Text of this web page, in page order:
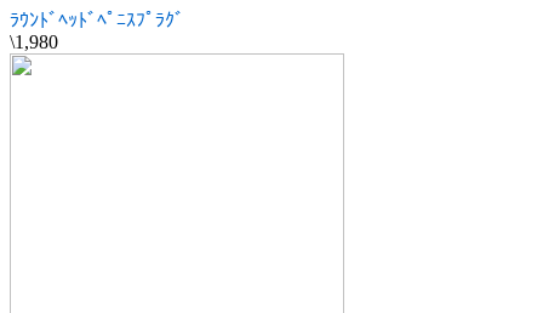
ﾗｳﾝﾄﾞﾍｯﾄﾞﾍﾟﾆｽﾌﾟﾗｸﾞ
\1,980